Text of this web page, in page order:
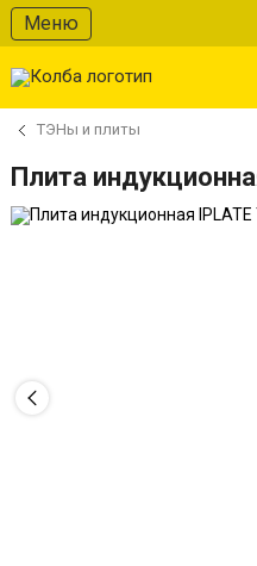
Меню
ТЭНы и плиты
Плита